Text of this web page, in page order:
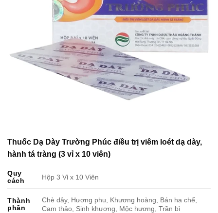
Thuốc Dạ Dày Trường Phúc điều trị viêm loét dạ dày,
hành tá tràng (3 vỉ x 10 viên)
Quy
cách
Hộp 3 Vỉ x 10 Viên
Thành
phần
Chè dây, Hương phụ, Khương hoàng, Bán hạ chế,
Cam thảo, Sinh khương, Mộc hương, Trần bì